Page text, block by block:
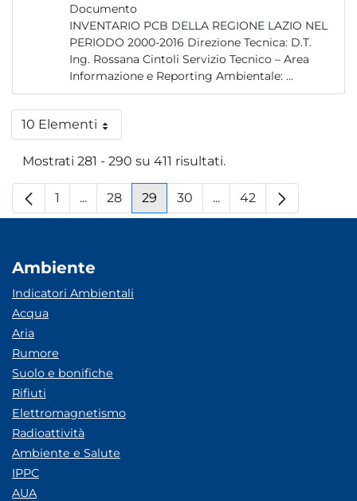
Documento
INVENTARIO PCB DELLA REGIONE LAZIO NEL
PERIODO 2000-2016 Direzione Tecnica: D.T.
Ing. Rossana Cintoli Servizio Tecnico – Area
Informazione e Reporting Ambientale: ...
10 ElementiPer pagina
Mostrati 281 - 290 su 411 risultati.
Pagina
1 ...Pagine intermedie
Pagina
28 Pagina
29 Pagina
30 ...Pagine intermedie
Pagina
42
Ambiente
Indicatori Ambientali
Acqua
Aria
Rumore
Suolo e bonifiche
Rifiuti
Elettromagnetismo
Radioattività
Ambiente e Salute
IPPC
AUA